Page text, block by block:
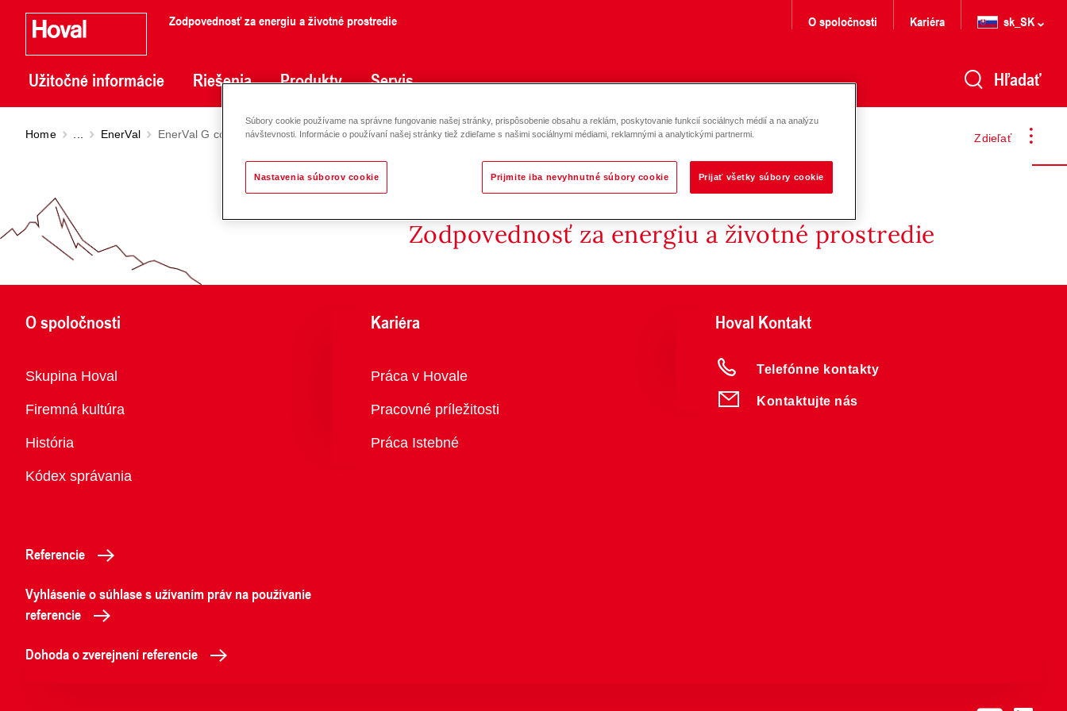
Zodpovednosť za energiu a životné prostredie
Užitočné informácie Riešenia Produkty Servis
O spoločnosti Kariéra sk_SK
Hľadať
Zdieľať
Home EnerVal EnerVal G cool (800-6000)
Zodpovednosť za energiu a životné prostredie
O spoločnosti
Prehľad
Skupina Hoval
Firemná kultúra
História
Kódex správania
Kariéra
Prehľad
Práca v Hovale
Pracovné príležitosti
Práca Istebné
Hoval Kontakt
Telefónne kontakty
Kontaktujte nás
Referencie
Vyhlásenie o súhlase s užívaním práv na používanie
referencie
Dohoda o zverejnení referencie
Súbory cookie používame na správne fungovanie našej stránky, prispôsobenie obsahu a reklám, poskytovanie funkcií sociálnych médií a na analýzu
návštevnosti. Informácie o používaní našej stránky tiež zdieľame s našimi sociálnymi médiami, reklamnými a analytickými partnermi.
Nastavenia súborov cookie Prijmite iba nevyhnutné súbory cookie Prijať všetky súbory cookie